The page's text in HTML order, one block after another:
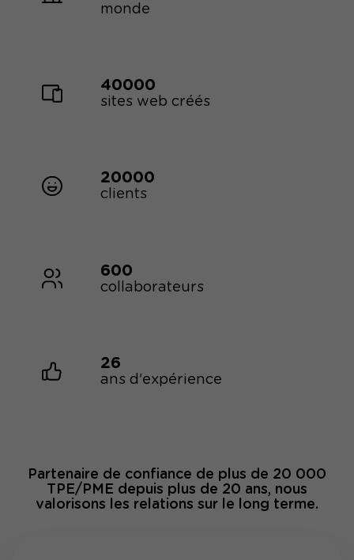
monde
40000
sites web créés
20000
clients
600
collaborateurs
26
ans d'expérience
Partenaire de confiance de plus de 20 000
TPE/PME depuis plus de 20 ans, nous
valorisons les relations sur le long terme.